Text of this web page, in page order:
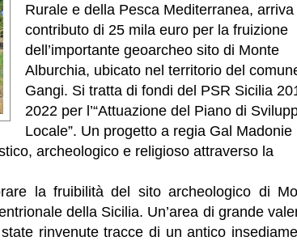
Rurale e della Pesca Mediterranea, arriva
contributo di 25 mila euro per la fruizione
dell’importante geoarcheo sito di Monte
Alburchia, ubicato nel territorio del
Gangi. Si tratta di fondi del PSR Sicilia
2022 per l’“Attuazione del Piano di
Locale”. Un progetto a regia Gal Madonie
archeologico e religioso attraverso la
la fruibilità del sito archeologico di
della Sicilia. Un’area di grande
rinvenute tracce di un antico